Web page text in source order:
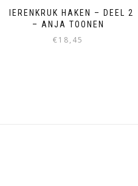
DIERENKRUK HAKEN – DEEL 2
– ANJA TOONEN
€18,45